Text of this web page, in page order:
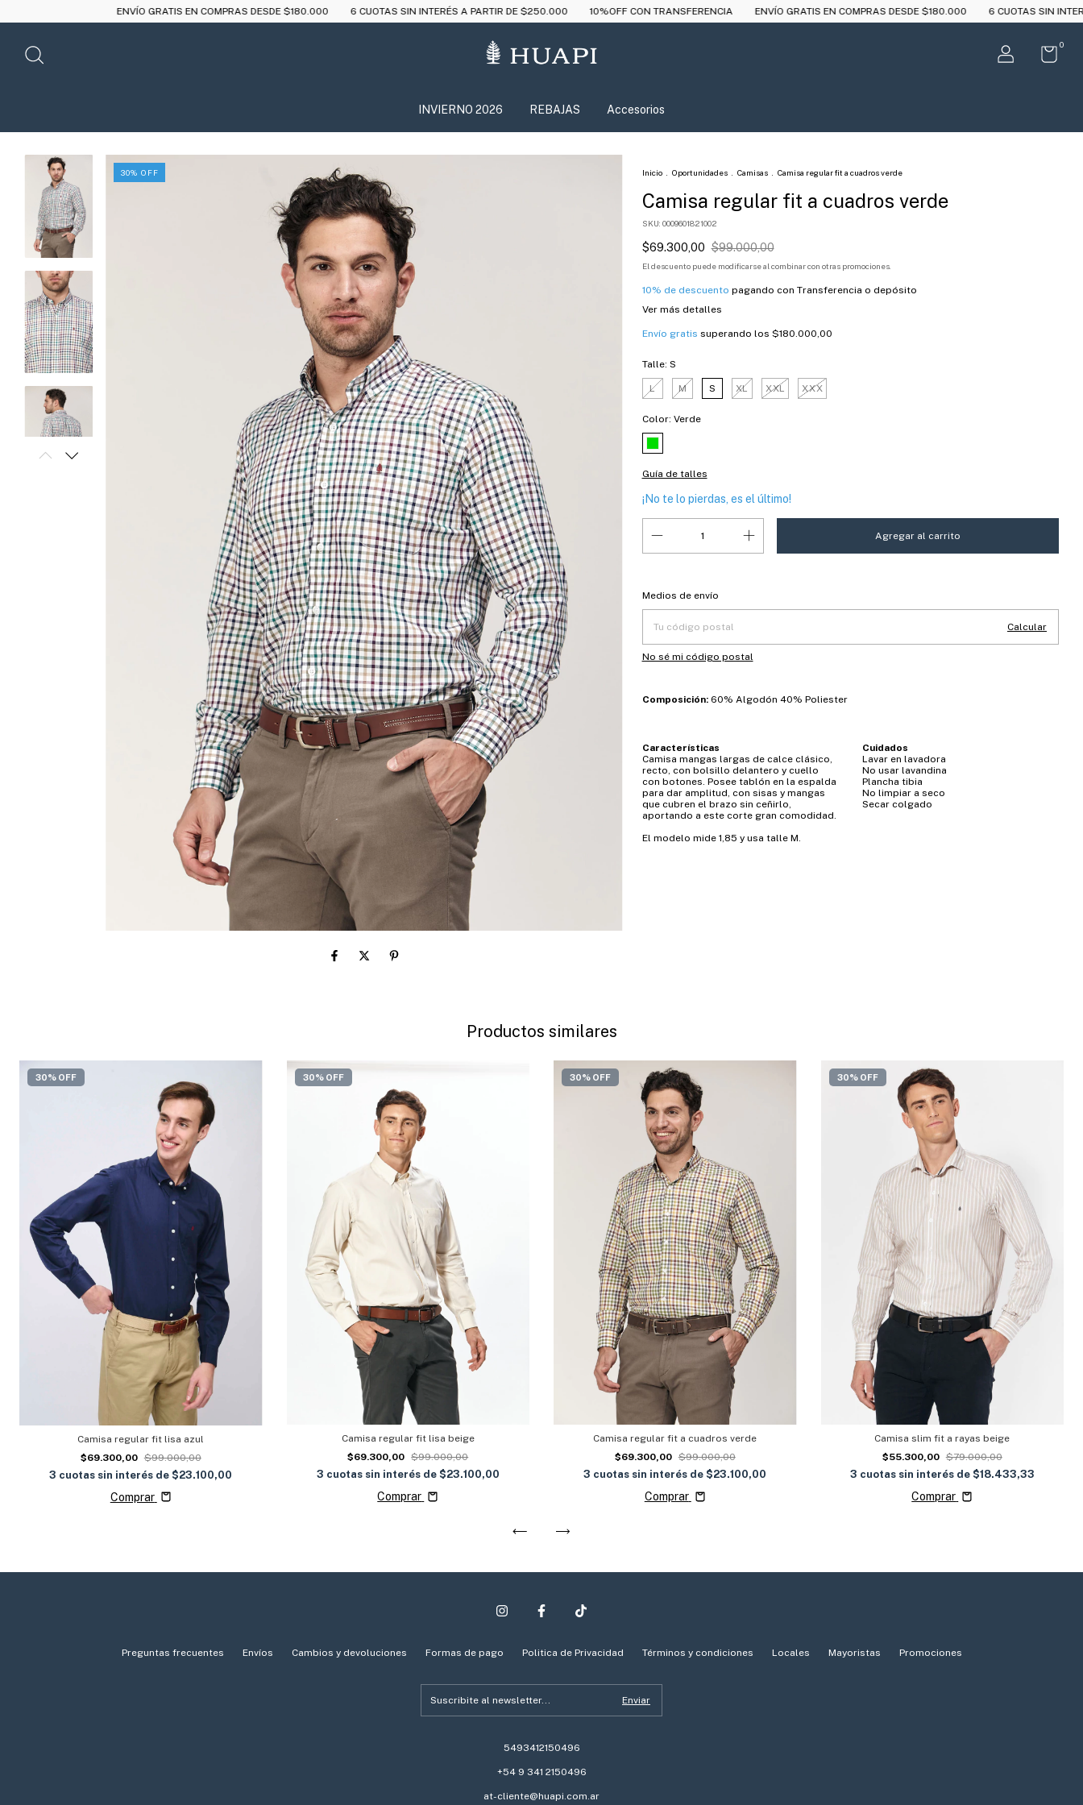
ENVÍO GRATIS EN COMPRAS DESDE $180.000 6 CUOTAS SIN INTERÉS A PARTIR DE $250.000 10%OFF CON TRANSFERENCIA ENVÍO GRATIS EN COMPRAS DESDE $180.000 6 CUOTAS SIN INTERÉS A PARTIR DE
0
INVIERNO 2026 REBAJAS Accesorios
30% OFF Inicio Oportunidades Camisas Camisa regular fit a cuadros verde
Camisa regular fit a cuadros verde
SKU: 0009601821002
$69.300,00 $99.000,00
El descuento puede modificarse al combinar con otras promociones.
10% de descuento pagando con Transferencia o depósito
Ver más detalles
Envío gratis superando los $180.000,00
Talle: S
L M S XL XXL XXX
Color: Verde
Guía de talles
¡No te lo pierdas, es el último!
Entregas para el CP:
Medios de envío
Calcular
No sé mi código postal
Composición: 60% Algodón 40% Poliester
Características
Camisa mangas largas de calce clásico,
recto, con bolsillo delantero y cuello
con botones. Posee tablón en la espalda
para dar amplitud, con sisas y mangas
que cubren el brazo sin ceñirlo,
aportando a este corte gran comodidad.
El modelo mide 1,85 y usa talle M.
Cuidados
Lavar en lavadora
No usar lavandina
Plancha tibia
No limpiar a seco
Secar colgado
Productos similares
30% OFF
Camisa regular fit lisa azul
$69.300,00 $99.000,00
3 cuotas sin interés de$23.100,00
Comprar
30% OFF
Camisa regular fit lisa beige
$69.300,00 $99.000,00
3 cuotas sin interés de $23.100,00
Comprar
30% OFF
Camisa regular fit a cuadros verde
$69.300,00 $99.000,00
3 cuotas sin interés de$23.100,00
Comprar
30% OFF
Camisa slim fit a rayas beige
$55.300,00 $79.000,00
3 cuotas sin interés de $18.433,33
Comprar
Preguntas frecuentes Envíos Cambios y devoluciones Formas de pago Politica de Privacidad Términos y condiciones Locales Mayoristas Promociones
5493412150496
+54 9 341 2150496
at-cliente@huapi.com.ar